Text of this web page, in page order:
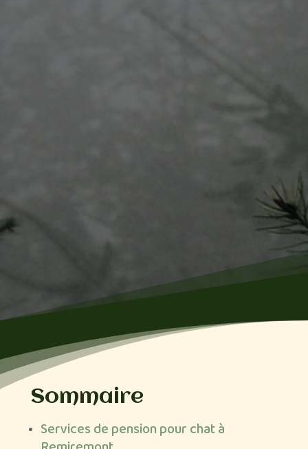
Sommaire
Services de pension pour chat à